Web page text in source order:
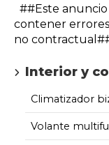
##Este
contener
no
Interior y
Climatizador
Volante